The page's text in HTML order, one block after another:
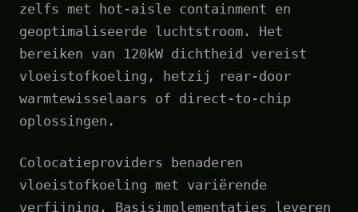
zelfs met hot-aisle containment en
geoptimaliseerde luchtstroom. Het
bereiken van 120kW dichtheid vereist
vloeistofkoeling, hetzij rear-door
warmtewisselaars of direct-to-chip
oplossingen.
Colocatieproviders benaderen
vloeistofkoeling met variërende
verfijning. Basisimplementaties leveren